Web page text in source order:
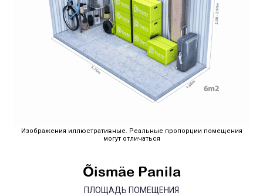
Изображения иллюстративные. Реальные пропорции помещения
могут отличаться
Õismäe Panila
ПЛОЩАДЬ ПОМЕЩЕНИЯ